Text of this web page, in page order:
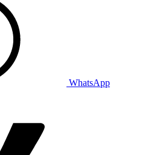
WhatsApp